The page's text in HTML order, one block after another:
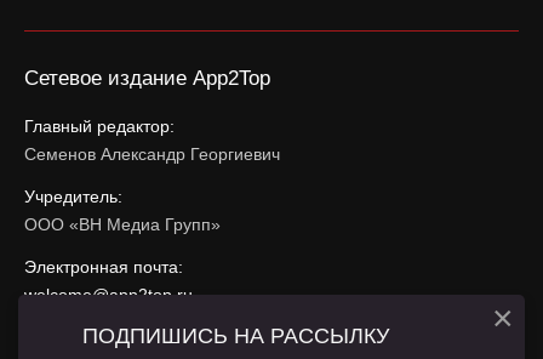
Сетевое издание App2Top
Главный редактор:
Семенов Александр Георгиевич
Учредитель:
ООО «ВН Медиа Групп»
Электронная почта:
welcome@app2top.ru
При использовании материалов активная ссылка на
ПОДПИШИСЬ НА РАССЫЛКУ ×